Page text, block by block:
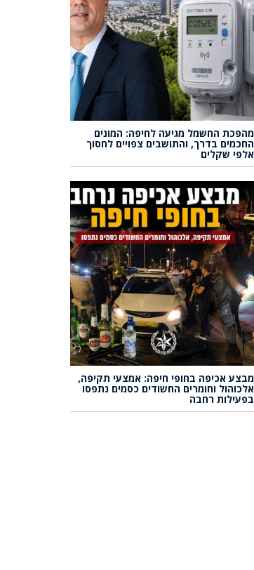
מהפכת החשמל מגיעה לחיפה: המונים
החכמים בדרך, והתושבים צפויים לחסוך
אלפי שקלים
מבצע אכיפה בחופי חיפה: אמצעי תקיפה,
אלכוהול וחומרים החשודים כסמים נתפסו
בפעילות רחבה